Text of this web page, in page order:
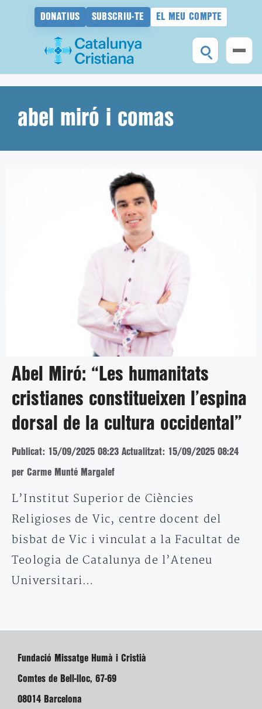
DONATIUS SUBSCRIU-TE EL MEU COMPTE
contingutabel miró i comas
Abel Miró: “Les humanitats
cristianes constitueixen l’espina
dorsal de la cultura occidental”
Publicat: 15/09/2025 08:23 Actualitzat: 15/09/2025 08:24
per Carme Munté Margalef
L’Institut Superior de Ciències
Religioses de Vic, centre docent del
bisbat de Vic i vinculat a la Facultat de
Teologia de Catalunya de l’Ateneu
Universitari…
Fundació Missatge Humà i Cristià
Comtes de Bell-lloc, 67-69
08014 Barcelona